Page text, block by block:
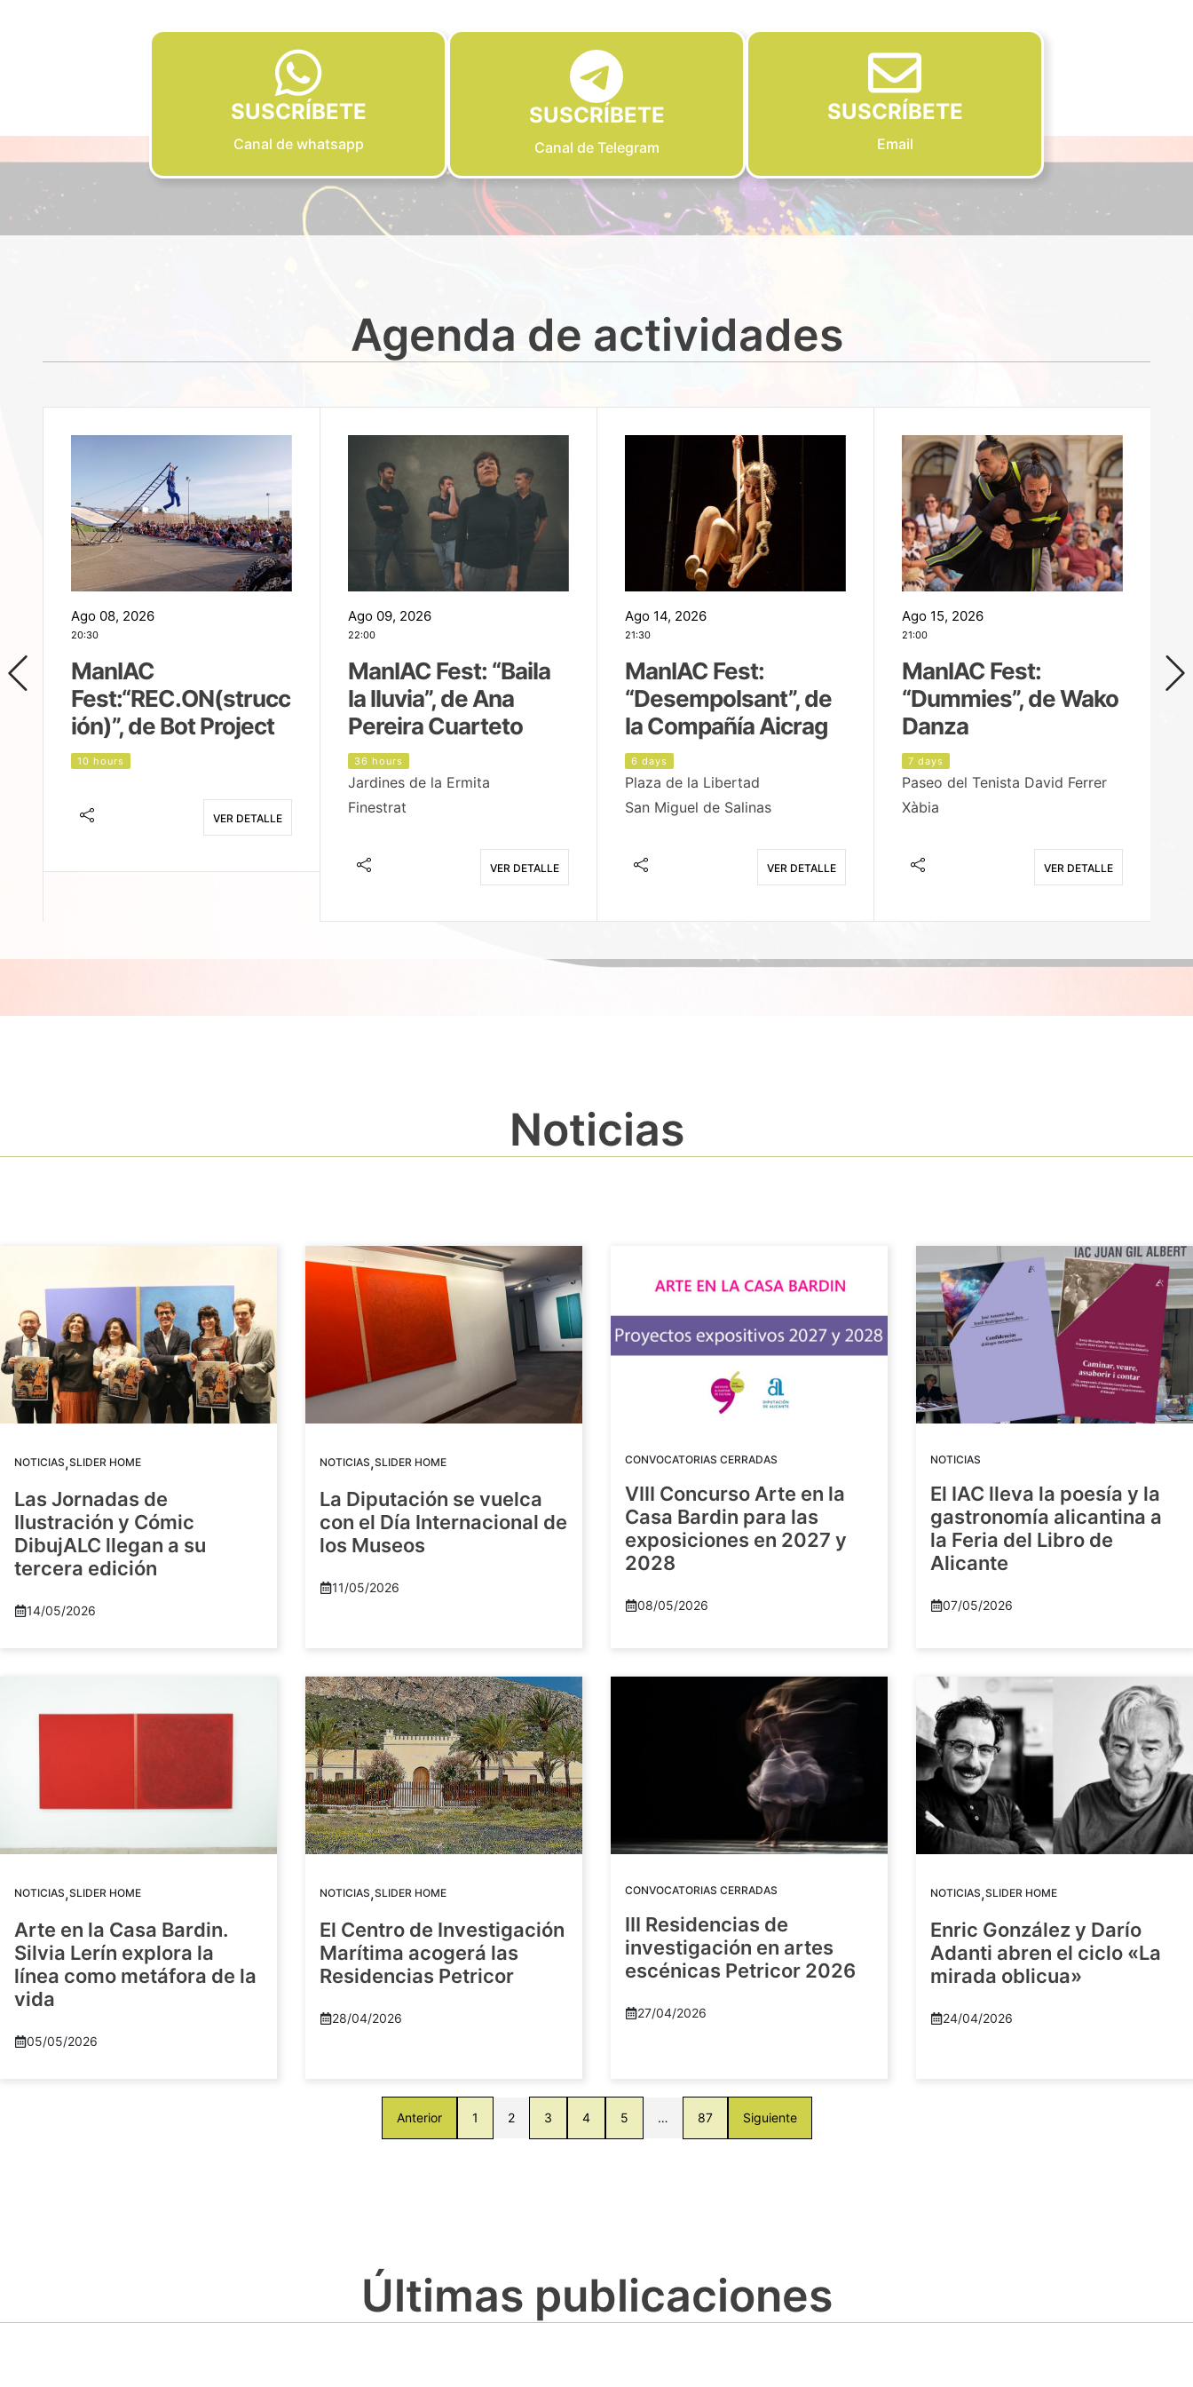
SUSCRÍBETE
Canal de whatsapp
SUSCRÍBETE
Canal de Telegram
SUSCRÍBETE
Email
Agenda de actividades
Ago 08, 2026
20:30
ManIAC
Fest:“REC.ON(strucc
ión)”, de Bot Project
10 hours
VER DETALLE
Ago 09, 2026
22:00
ManIAC Fest: “Baila
la lluvia”, de Ana
Pereira Cuarteto
36 hours
Jardines de la Ermita
Finestrat
VER DETALLE
Ago 14, 2026
21:30
ManIAC Fest:
“Desempolsant”, de
la Compañía Aicrag
6 days
Plaza de la Libertad
San Miguel de Salinas
VER DETALLE
Ago 15, 2026
21:00
ManIAC Fest:
“Dummies”, de Wako
Danza
7 days
Paseo del Tenista David Ferrer
Xàbia
VER DETALLE
Noticias
NOTICIAS,SLIDER HOME
Las Jornadas de
Ilustración y Cómic
DibujALC llegan a su
tercera edición
14/05/2026
NOTICIAS,SLIDER HOME
La Diputación se vuelca
con el Día Internacional de
los Museos
11/05/2026
CONVOCATORIAS CERRADAS
VIII Concurso Arte en la
Casa Bardin para las
exposiciones en 2027 y
2028
08/05/2026
NOTICIAS
El IAC lleva la poesía y la
gastronomía alicantina a
la Feria del Libro de
Alicante
07/05/2026
NOTICIAS,SLIDER HOME
Arte en la Casa Bardin.
Silvia Lerín explora la
línea como metáfora de la
vida
05/05/2026
NOTICIAS,SLIDER HOME
El Centro de Investigación
Marítima acogerá las
Residencias Petricor
28/04/2026
CONVOCATORIAS CERRADAS
III Residencias de
investigación en artes
escénicas Petricor 2026
27/04/2026
NOTICIAS,SLIDER HOME
Enric González y Darío
Adanti abren el ciclo «La
mirada oblicua»
24/04/2026
Anterior 1 2 3 4 5 … 87 Siguiente
Últimas publicaciones